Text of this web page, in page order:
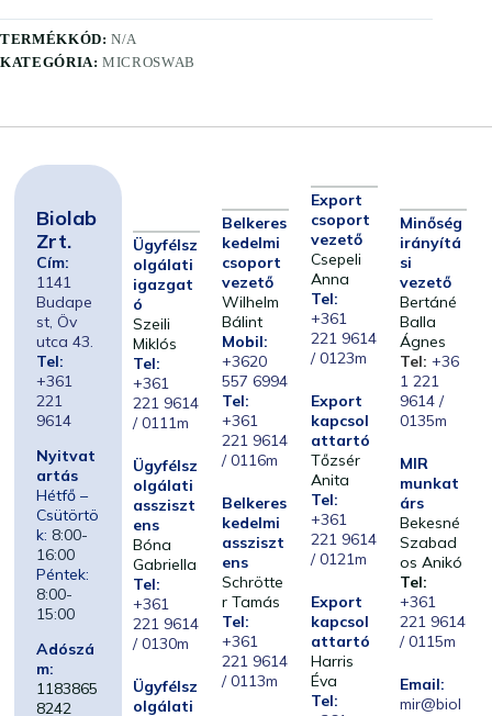
TERMÉKKÓD:N/A
KATEGÓRIA:MICROSWAB
Biolab
Zrt.
Cím:
1141
Budape
st, Öv
utca 43.
Tel:
+361
221
9614
Nyitvat
artás
Hétfő –
Csütörtö
k: 8:00-
16:00
Péntek:
8:00-
15:00
Adószá
m:
1183865
8242
Ügyfélsz
olgálati
igazgat
ó
Szeili
Miklós
Tel:
+361
221 9614
/ 0111m
Ügyfélsz
olgálati
assziszt
ens
Bóna
Gabriella
Tel:
+361
221 9614
/ 0130m
Ügyfélsz
olgálati
Belkeres
kedelmi
csoport
vezető
Wilhelm
Bálint
Mobil:
+3620
557 6994
Tel:
+361
221 9614
/ 0116m
Belkeres
kedelmi
assziszt
ens
Schrötte
r Tamás
Tel:
+361
221 9614
/ 0113m
Export
csoport
vezető
Csepeli
Anna
Tel:
+361
221 9614
/ 0123m
Export
kapcsol
attartó
Tőzsér
Anita
Tel:
+361
221 9614
/ 0121m
Export
kapcsol
attartó
Harris
Éva
Tel:
Minőség
irányítá
si
vezető
Bertáné
Balla
Ágnes
Tel: +36
1 221
9614 /
0135m
MIR
munkat
árs
Bekesné
Szabad
os Anikó
Tel:
+361
221 9614
/ 0115m
Email:
mir@biol